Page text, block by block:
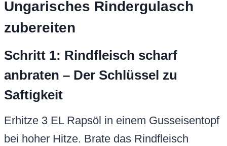
Ungarisches Rindergulasch
zubereiten
Schritt 1: Rindfleisch scharf
anbraten – Der Schlüssel zu
Saftigkeit
Erhitze 3 EL Rapsöl in einem Gusseisentopf
bei hoher Hitze. Brate das Rindfleisch